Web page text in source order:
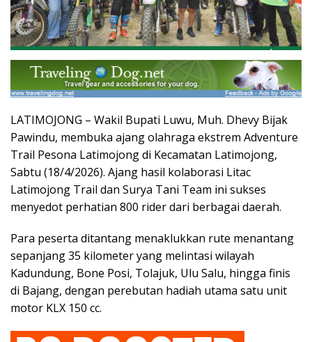
LATIMOJONG – Wakil Bupati Luwu, Muh. Dhevy Bijak
Pawindu, membuka ajang olahraga ekstrem Adventure
Trail Pesona Latimojong di Kecamatan Latimojong,
Sabtu (18/4/2026). Ajang hasil kolaborasi Litac
Latimojong Trail dan Surya Tani Team ini sukses
menyedot perhatian 800 rider dari berbagai daerah.
​Para peserta ditantang menaklukkan rute menantang
sepanjang 35 kilometer yang melintasi wilayah
Kadundung, Bone Posi, Tolajuk, Ulu Salu, hingga finis
di Bajang, dengan perebutan hadiah utama satu unit
motor KLX 150 cc.